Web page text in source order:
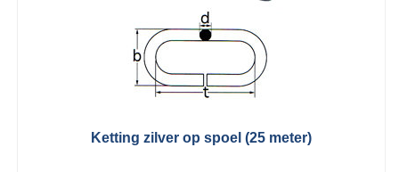
Ketting zilver op spoel (25 meter)